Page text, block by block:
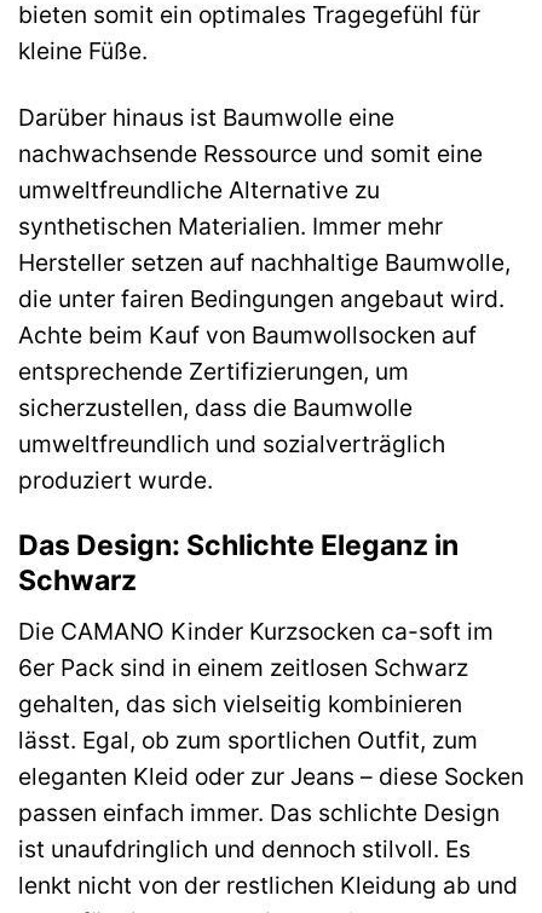
bieten somit ein optimales Tragegefühl für
kleine Füße.
Darüber hinaus ist Baumwolle eine
nachwachsende Ressource und somit eine
umweltfreundliche Alternative zu
synthetischen Materialien. Immer mehr
Hersteller setzen auf nachhaltige Baumwolle,
die unter fairen Bedingungen angebaut wird.
Achte beim Kauf von Baumwollsocken auf
entsprechende Zertifizierungen, um
sicherzustellen, dass die Baumwolle
umweltfreundlich und sozialverträglich
produziert wurde.
Das Design: Schlichte Eleganz in
Schwarz
Die CAMANO Kinder Kurzsocken ca-soft im
6er Pack sind in einem zeitlosen Schwarz
gehalten, das sich vielseitig kombinieren
lässt. Egal, ob zum sportlichen Outfit, zum
eleganten Kleid oder zur Jeans – diese Socken
passen einfach immer. Das schlichte Design
ist unaufdringlich und dennoch stilvoll. Es
lenkt nicht von der restlichen Kleidung ab und